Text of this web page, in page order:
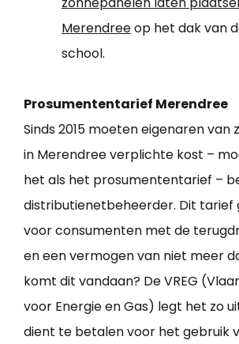
Merendreeop het dak van
school.
Prosumententarief Merendree
Sinds 2015 moeten eigenaren van
in Merendree verplichte kost –
het als het prosumententarief –
distributienetbeheerder. Dit tarief
voor consumenten met de
en een vermogen van niet meer
komt dit vandaan? De VREG
voor Energie en Gas) legt het zo
dient te betalen voor het gebruik